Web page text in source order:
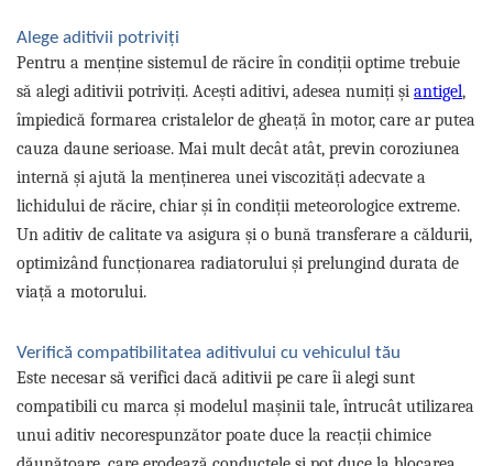
20W-60
SAE30
Ulei transmisie
Uleiuri hidraulice
Gradina
Bujii
Electrica
Incarcatoar acumulator baterie
Incarcatoare acumulator baterie
Semnalizare
Oglinzi moto
BMW Motorrad
Consumabile BMW Motorrad
Uleiuri si lichide moto
Ulei transmisie moto
Ulei furca moto
Curatare si intretinere lant moto
Antigel moto
Alege aditivii potriviți
Pentru a menține sistemul de răcire în condiții optime trebuie
să alegi aditivii potriviți. Acești aditivi, adesea numiți și antigel,
împiedică formarea cristalelor de gheață în motor, care ar putea
cauza daune serioase. Mai mult decât atât, previn coroziunea
internă și ajută la menținerea unei viscozități adecvate a
lichidului de răcire, chiar și în condiții meteorologice extreme.
Un aditiv de calitate va asigura și o bună transferare a căldurii,
optimizând funcționarea radiatorului și prelungind durata de
viață a motorului.
Verifică compatibilitatea aditivului cu vehiculul tău
Este necesar să verifici dacă aditivii pe care îi alegi sunt
compatibili cu marca și modelul mașinii tale, întrucât utilizarea
unui aditiv necorespunzător poate duce la reacții chimice